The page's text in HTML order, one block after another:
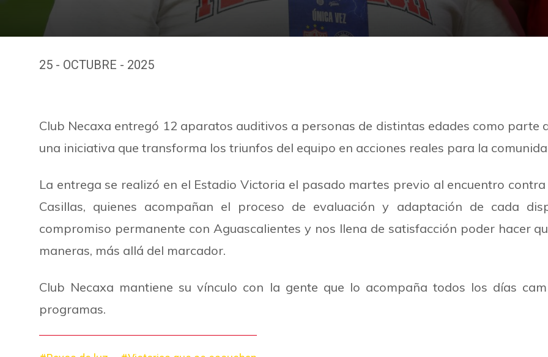
25 - OCTUBRE - 2025
Club Necaxa entregó 12 aparatos auditivos a personas de distintas edades como parte
una iniciativa que transforma los triunfos del equipo en acciones reales para la
La entrega se realizó en el Estadio Victoria el pasado martes previo al encuentro
Casillas, quienes acompañan el proceso de evaluación y adaptación de cada
compromiso permanente con Aguascalientes y nos llena de satisfacción poder hacer
maneras, más allá del marcador.
Club Necaxa mantiene su vínculo con la gente que lo acompaña todos los días
programas.